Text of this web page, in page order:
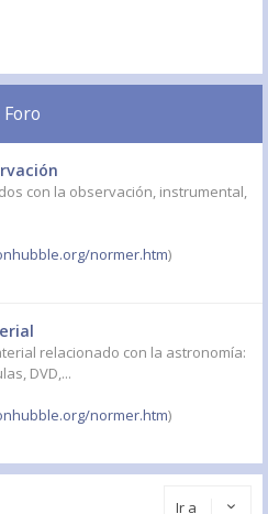
Foro
con la observación, instrumental,
normer.htm)
relacionado con la astronomía:
DVD,...
normer.htm)
Ir a